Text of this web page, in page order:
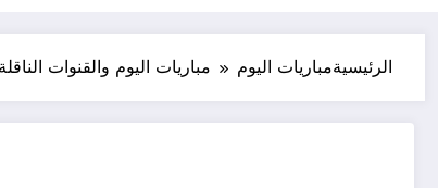
الرئيسيةمباريات اليوم مباريات اليوم والقنوات الناقلة الأحد 17